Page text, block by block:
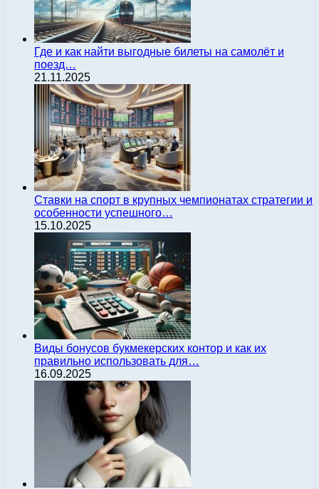
Где и как найти выгодные билеты на самолёт и
поезд…
21.11.2025
Ставки на спорт в крупных чемпионатах стратегии и
особенности успешного…
15.10.2025
Виды бонусов букмекерских контор и как их
правильно использовать для…
16.09.2025